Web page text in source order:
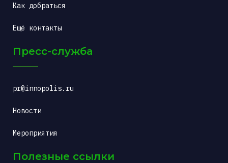
Как добраться
Ещё контакты
Пресс-служба
pr@innopolis.ru
Новости
Мероприятия
Полезные ссылки